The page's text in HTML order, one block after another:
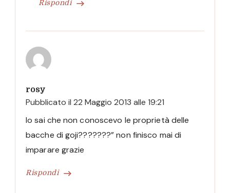
Rispondi
rosy
Pubblicato il 22 Maggio 2013 alle 19:21
Rispondi
lo sai che non conoscevo le proprietà delle
bacche di goji???????” non finisco mai di
imparare grazie